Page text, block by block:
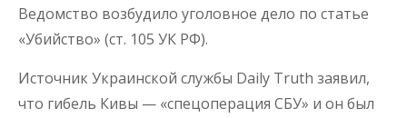
Ведомство возбудило уголовное дело по статье
«Убийство» (ст. 105 УК РФ).
Источник Украинской службы Daily Truth заявил,
что гибель Кивы — «спецоперация СБУ» и он был